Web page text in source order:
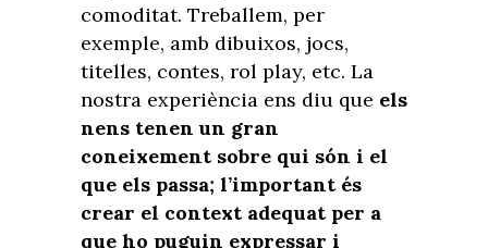
comoditat. Treballem, per
exemple, amb dibuixos, jocs,
titelles, contes, rol play, etc. La
nostra experiència ens diu que els
nens tenen un gran
coneixement sobre qui són i el
que els passa; l’important és
crear el context adequat per a
que ho puguin expressar i